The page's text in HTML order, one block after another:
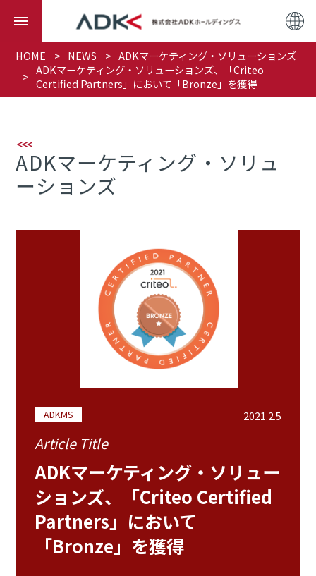
HOME NEWS
ADKマーケティング・ソリューションズ
ADKマーケティング・ソリューションズ、「Criteo
Certified Partners」において「Bronze」を獲得
ADKマーケティング・ソリュ
ーションズ
ADKMS 2021.2.5
Article Title
ADKマーケティング・ソリュー
ションズ、「Criteo Certified
Partners」において
「Bronze」を獲得